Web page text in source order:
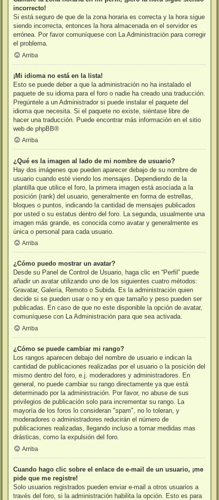
incorrecto!
Si está seguro de que de la zona horaria es correcta y la hora sigue
siendo incorrecta, entonces la hora almacenada en el servidor es
errónea. Por favor comuníquese con La Administración para corregir
el problema.
Arriba
¡Mi idioma no está en la lista!
Esto se puede deber a que la administración no ha instalado el
paquete de su idioma para el foro o nadie ha creado una traducción.
Pregúntele a un Administrador si puede instalar el paquete del
idioma que necesita. Si el paquete no existe, siéntase libre de
hacer una traducción. Puede encontrar más información en el sitio
web de phpBB®
Arriba
¿Qué es la imagen al lado de mi nombre de usuario?
Hay dos imágenes que pueden aparecer debajo de su nombre de
usuario cuando esté viendo los mensajes. Dependiendo de la
plantilla que utilice el foro, la primera imagen está asociada a la
posición (rank) del usuario, generalmente en forma de estrellas,
bloques o puntos, indicando la cantidad de mensajes publicados
por usted o su estatus dentro del foro. La segunda, usualmente una
imagen más grande, es conocida como avatar y generalmente es
única o personal para cada usuario.
Arriba
¿Cómo puedo mostrar un avatar?
Desde su Panel de Control de Usuario, haga clic en “Perfil” puede
añadir un avatar utilizando uno de los siguientes cuatro métodos:
Gravatar, Galería, Remoto o Subida. Es la administración quien
decide si se pueden usar o no y en que tamaño y peso pueden ser
publicadas. En caso de que no este disponible la opción de avatar,
comuníquese con La Administración para que sea activada.
Arriba
¿Cómo se puede cambiar mi rango?
Los rangos aparecen debajo del nombre de usuario e indican la
cantidad de publicaciones realizadas por el usuario o la posición del
mismo dentro del foro, e.j. moderadores y administradores. En
general, no puede cambiar su rango directamente ya que está
determinado por la administración. Por favor, no abuse de sus
privilegios de publicación solo para incrementar su rango. La
mayoría de los foros lo consideran "spam", no lo toleran, y
moderadores o administradores reducirán el número de
publicaciones realizadas, llegando incluso a tomar medidas mas
drásticas, como la expulsión del foro.
Arriba
Cuando hago clic sobre el enlace de e-mail de un usuario, ¡me
pide que me registre!
Solo usuarios registrados pueden enviar e-mail a otros usuarios a
través del foro, si la administración habilita la opción. Esto es para